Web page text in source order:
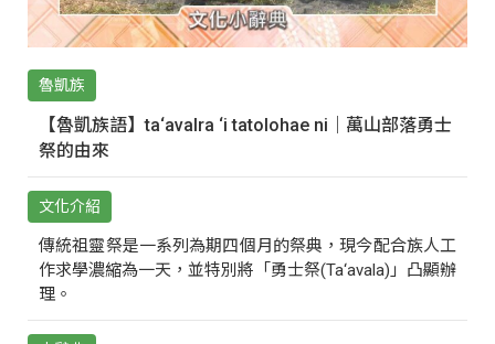
魯凱族
【魯凱族語】ta‘avalra ‘i tatolohae ni｜萬山部落勇士
祭的由來
文化介紹
傳統祖靈祭是一系列為期四個月的祭典，現今配合族人工
作求學濃縮為一天，並特別將「勇士祭(Ta‘avala)」凸顯辦
理。